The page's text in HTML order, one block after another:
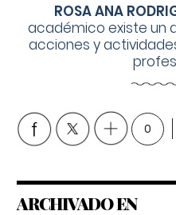
ROSA ANA
académico existe un
acciones y
0
ARCHIVADO EN